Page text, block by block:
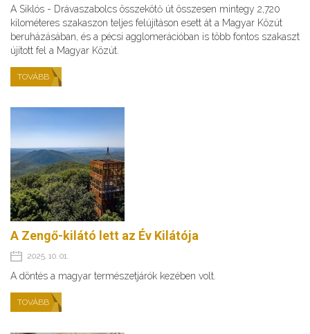
A Siklós - Drávaszabolcs összekötő út összesen mintegy 2,720
kilométeres szakaszon teljes felújításon esett át a Magyar Közút
beruházásában, és a pécsi agglomerációban is több fontos szakaszt
újított fel a Magyar Közút.
TOVÁBB
A Zengő-kilátó lett az Év Kilátója
2025. 10. 01.
A döntés a magyar természetjárók kezében volt.
TOVÁBB